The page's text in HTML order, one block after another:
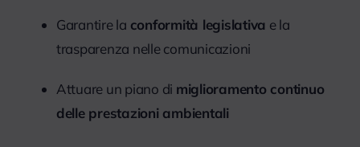
Garantire la conformità legislativa e la
trasparenza nelle comunicazioni
Attuare un piano di miglioramento continuo
delle prestazioni ambientali